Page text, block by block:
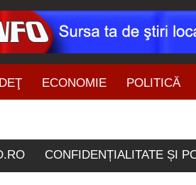
ECONOMIE POLITICĂ
CONFIDENȚIALITATE ȘI